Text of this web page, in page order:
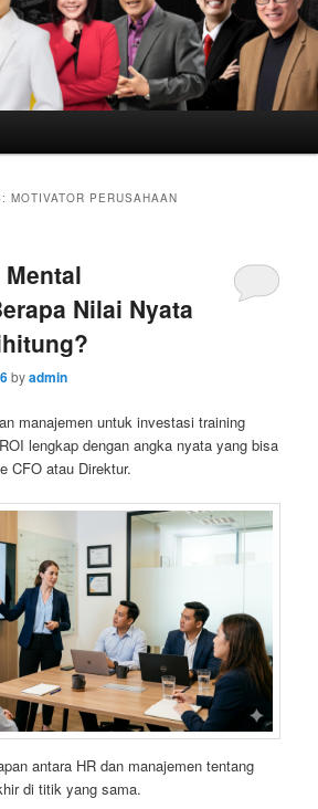
MOTIVATOR PERUSAHAAN
Nilai Nyata
byadmin
manajemen untuk investasi training
lengkap dengan angka nyata yang bisa
CFO atau Direktur.
antara HR dan manajemen tentang
di titik yang sama.